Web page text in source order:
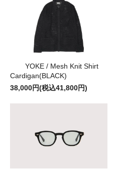
YOKE / Mesh Knit Shirt
Cardigan(BLACK)
38,000円(税込41,800円)